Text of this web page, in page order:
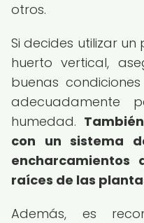
otros.
Si decides utilizar
huerto vertical,
buenas
adecuadamente
humedad.
con un sistema
encharcamientos
raíces de las
Además, es